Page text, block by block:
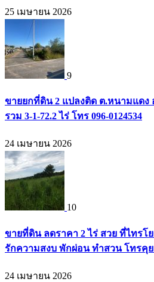
25 เมษายน 2026
9
ขายยกที่ดิน 2 แปลงติด ต.หนามแดง
รวม 3-1-72.2 ไร่ โทร 096-0124534
24 เมษายน 2026
10
ขายที่ดิน ลดราคา 2 ไร่ สวย ที่ไทร
รักความสงบ พักผ่อน ทำสวน โทรคุยเ
24 เมษายน 2026